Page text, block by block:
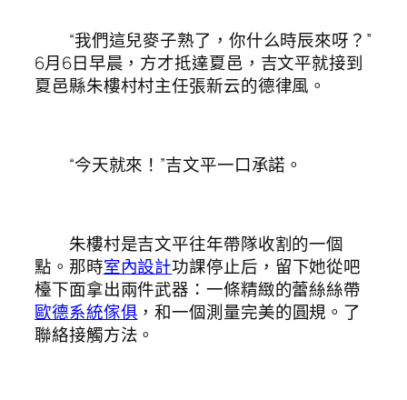
“我們這兒麥子熟了，你什么時辰來呀？”
6月6日早晨，方才抵達夏邑，吉文平就接到
夏邑縣朱樓村村主任張新云的德律風。
“今天就來！”吉文平一口承諾。
朱樓村是吉文平往年帶隊收割的一個
點。那時室內設計功課停止后，留下她從吧
檯下面拿出兩件武器：一條精緻的蕾絲絲帶
歐德系統傢俱 ，和一個測量完美的圓規。了
聯絡接觸方法。